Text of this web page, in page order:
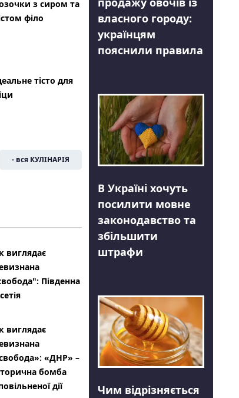
з сиром та
філо
тісто для
- вся КУЛІНАРІЯ
виглядає
Південна
виглядає
«ДНР» –
бомба
дії
власного городу:
українцям
пояснили правила
В Україні хочуть
посилити мовне
законодавство та
збільшити
штрафи
Чим відрізняється